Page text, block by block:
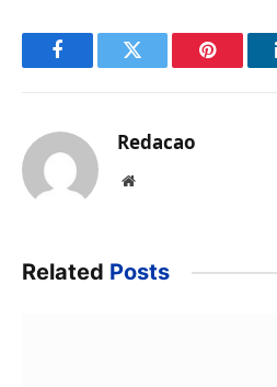
FacebookTwitter Pinterest
Redacao
Website
Related Posts